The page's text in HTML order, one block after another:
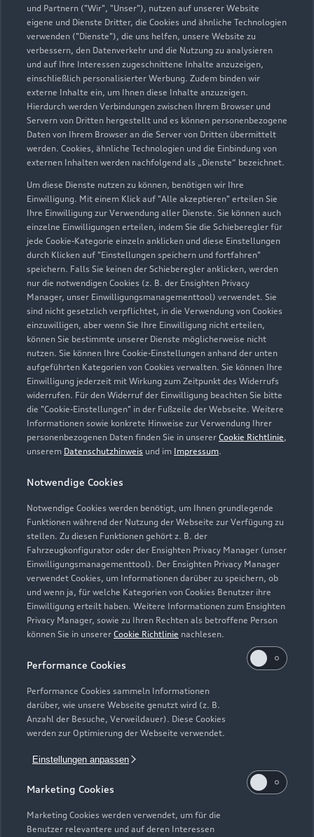
und Partnern ("Wir", "Unser"), nutzen auf unserer Website
eigene und Dienste Dritter, die Cookies und ähnliche Technologien
verwenden ("Dienste"), die uns helfen, unsere Website zu
verbessern, den Datenverkehr und die Nutzung zu analysieren
und auf Ihre Interessen zugeschnittene Inhalte anzuzeigen,
einschließlich personalisierter Werbung. Zudem binden wir
externe Inhalte ein, um Ihnen diese Inhalte anzuzeigen.
Hierdurch werden Verbindungen zwischen Ihrem Browser und
Servern von Dritten hergestellt und es können personenbezogene
Daten von Ihrem Browser an die Server von Dritten übermittelt
werden. Cookies, ähnliche Technologien und die Einbindung von
externen Inhalten werden nachfolgend als „Dienste“ bezeichnet.
Um diese Dienste nutzen zu können, benötigen wir Ihre
Einwilligung. Mit einem Klick auf "Alle akzeptieren" erteilen Sie
Ihre Einwilligung zur Verwendung aller Dienste. Sie können auch
einzelne Einwilligungen erteilen, indem Sie die Schieberegler für
jede Cookie-Kategorie einzeln anklicken und diese Einstellungen
durch Klicken auf "Einstellungen speichern und fortfahren"
speichern. Falls Sie keinen der Schieberegler anklicken, werden
nur die notwendigen Cookies (z. B. der Ensighten Privacy
Manager, unser Einwilligungsmanagementtool) verwendet. Sie
sind nicht gesetzlich verpflichtet, in die Verwendung von Cookies
einzuwilligen, aber wenn Sie Ihre Einwilligung nicht erteilen,
können Sie bestimmte unserer Dienste möglicherweise nicht
nutzen. Sie können Ihre Cookie-Einstellungen anhand der unten
aufgeführten Kategorien von Cookies verwalten. Sie können Ihre
Einwilligung jederzeit mit Wirkung zum Zeitpunkt des Widerrufs
widerrufen. Für den Widerruf der Einwilligung beachten Sie bitte
die "Cookie-Einstellungen" in der Fußzeile der Webseite. Weitere
Informationen sowie konkrete Hinweise zur Verwendung Ihrer
personenbezogenen Daten finden Sie in unserer Cookie Richtlinie,
unserem Datenschutzhinweis und im Impressum.
Notwendige Cookies
Notwendige Cookies werden benötigt, um Ihnen grundlegende
Funktionen während der Nutzung der Webseite zur Verfügung zu
stellen. Zu diesen Funktionen gehört z. B. der
Fahrzeugkonfigurator oder der Ensighten Privacy Manager (unser
Einwilligungsmanagementtool). Der Ensighten Privacy Manager
verwendet Cookies, um Informationen darüber zu speichern, ob
und wenn ja, für welche Kategorien von Cookies Benutzer ihre
Einwilligung erteilt haben. Weitere Informationen zum Ensighten
Privacy Manager, sowie zu Ihren Rechten als betroffene Person
können Sie in unserer Cookie Richtlinie nachlesen.
Performance Cookies
Performance Cookies sammeln Informationen
darüber, wie unsere Webseite genutzt wird (z. B.
Anzahl der Besuche, Verweildauer). Diese Cookies
werden zur Optimierung der Webseite verwendet.
Einstellungen anpassen
Marketing Cookies
Marketing Cookies werden verwendet, um für die
Benutzer relevantere und auf deren Interessen
Service
Geschlossen,öffnet am Montag 07:00
Zur Reparatur
Zur Inspektion
Zurück nach oben
Modelle
Elektromodelle
Plug-in-Hybride
Neuwagensuche
Gebrauchtwagensuche
Geschäftskunden
Service & Zubehör
Saisonale Angebote
Audi Services
Garantie
Audi digital services
Support
Audi Code
Über Audi
Unternehmen